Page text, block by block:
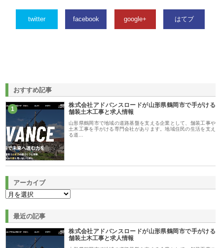
twitter facebook google+ はてブ
おすすめ記事
1
株式会社アドバンスロードが山形県鶴岡市で手がける
舗装土木工事と求人情報
山形県鶴岡市で地域の道路基盤を支える企業として、舗装工事や
土木工事を手がける専門会社があります。地域住民の生活を支え
る道…
アーカイブ
最近の記事
株式会社アドバンスロードが山形県鶴岡市で手がける
舗装土木工事と求人情報